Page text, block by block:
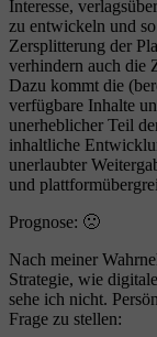
Interesse,
zu entwickeln und
Zersplitterung der
verhindern auch die
Dazu kommt die
verfügbare Inhalte
unerheblicher Teil
inhaltliche
unerlaubter
und
Prognose: 🙁
Nach meiner
Strategie, wie
sehe ich nicht.
Frage zu stellen: